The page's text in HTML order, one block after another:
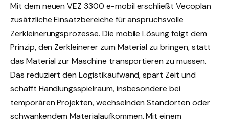
Mit dem neuen VEZ 3300 e-mobil erschließt Vecoplan
zusätzliche Einsatzbereiche für anspruchsvolle
Zerkleinerungsprozesse. Die mobile Lösung folgt dem
Prinzip, den Zerkleinerer zum Material zu bringen, statt
das Material zur Maschine transportieren zu müssen.
Das reduziert den Logistikaufwand, spart Zeit und
schafft Handlungsspielraum, insbesondere bei
temporären Projekten, wechselnden Standorten oder
schwankendem Materialaufkommen. Mit einem